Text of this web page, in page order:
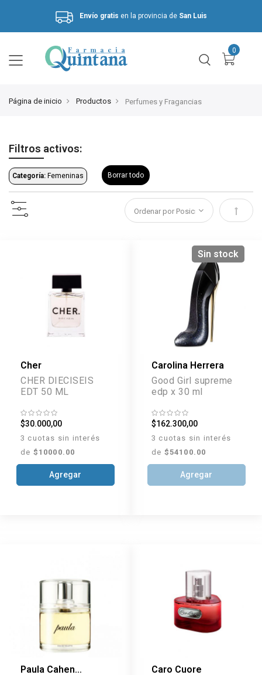
Envío gratis en la provincia de San Luis
Hasta 3 cuotas sin interés.
Página de inicio Productos Perfumes y Fragancias
Filtros activos:
Categoría: Femeninas Borrar todo
Cher
CHER DIECISEIS
EDT 50 ML
$30.000,00
3 cuotas sin interés
de $10000.00
Agregar
Sin stock
Carolina Herrera
Good Girl supreme
edp x 30 ml
$162.300,00
3 cuotas sin interés
de $54100.00
Agregar
Paula Cahen
Caro Cuore